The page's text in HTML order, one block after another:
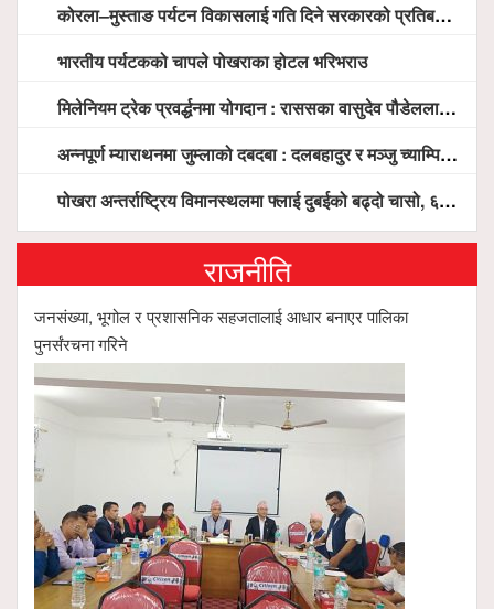
कोरला–मुस्ताङ पर्यटन विकासलाई गति दिने सरकारको प्रतिबद्धता, स्थानीय सरोकारवालासँग व्यापक छलफल
भारतीय पर्यटकको चापले पोखराका होटल भरिभराउ
मिलेनियम ट्रेक प्रवर्द्धनमा योगदान : राससका वासुदेव पौडेललाई ‘मिलेनियम ट्रेक अवार्ड’ प्रदान गरिने
अन्नपूर्ण म्याराथनमा जुम्लाको दबदबा : दलबहादुर र मञ्जु च्याम्पियन, नगदसहित भव्य सम्मान
पोखरा अन्तर्राष्ट्रिय विमानस्थलमा फ्लाई दुबईको बढ्दो चासो, ६ घण्टा लामो प्राविधिक निरीक्षणपछि दैनिक उडानको ढोका खुल्दै
राजनीति
जनसंख्या, भूगोल र प्रशासनिक सहजतालाई आधार बनाएर पालिका
पुनर्संरचना गरिने